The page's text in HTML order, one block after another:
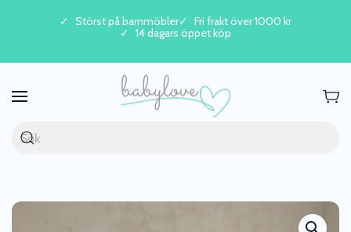
Skip to main content
Störst på barnmöbler
Fri frakt över 1000 kr
14 dagars öppet köp